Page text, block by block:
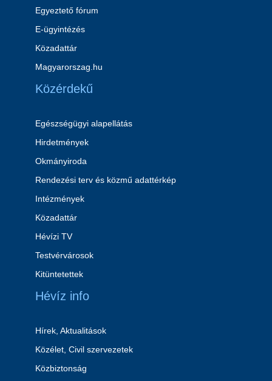
Egyeztető fórum
E-ügyintézés
Közadattár
Magyarorszag.hu
Közérdekű
Egészségügyi alapellátás
Hirdetmények
Okmányiroda
Rendezési terv és közmű adattérkép
Intézmények
Közadattár
Hévízi TV
Testvérvárosok
Kitüntetettek
Hévíz info
Hírek, Aktualitások
Közélet, Civil szervezetek
Közbiztonság